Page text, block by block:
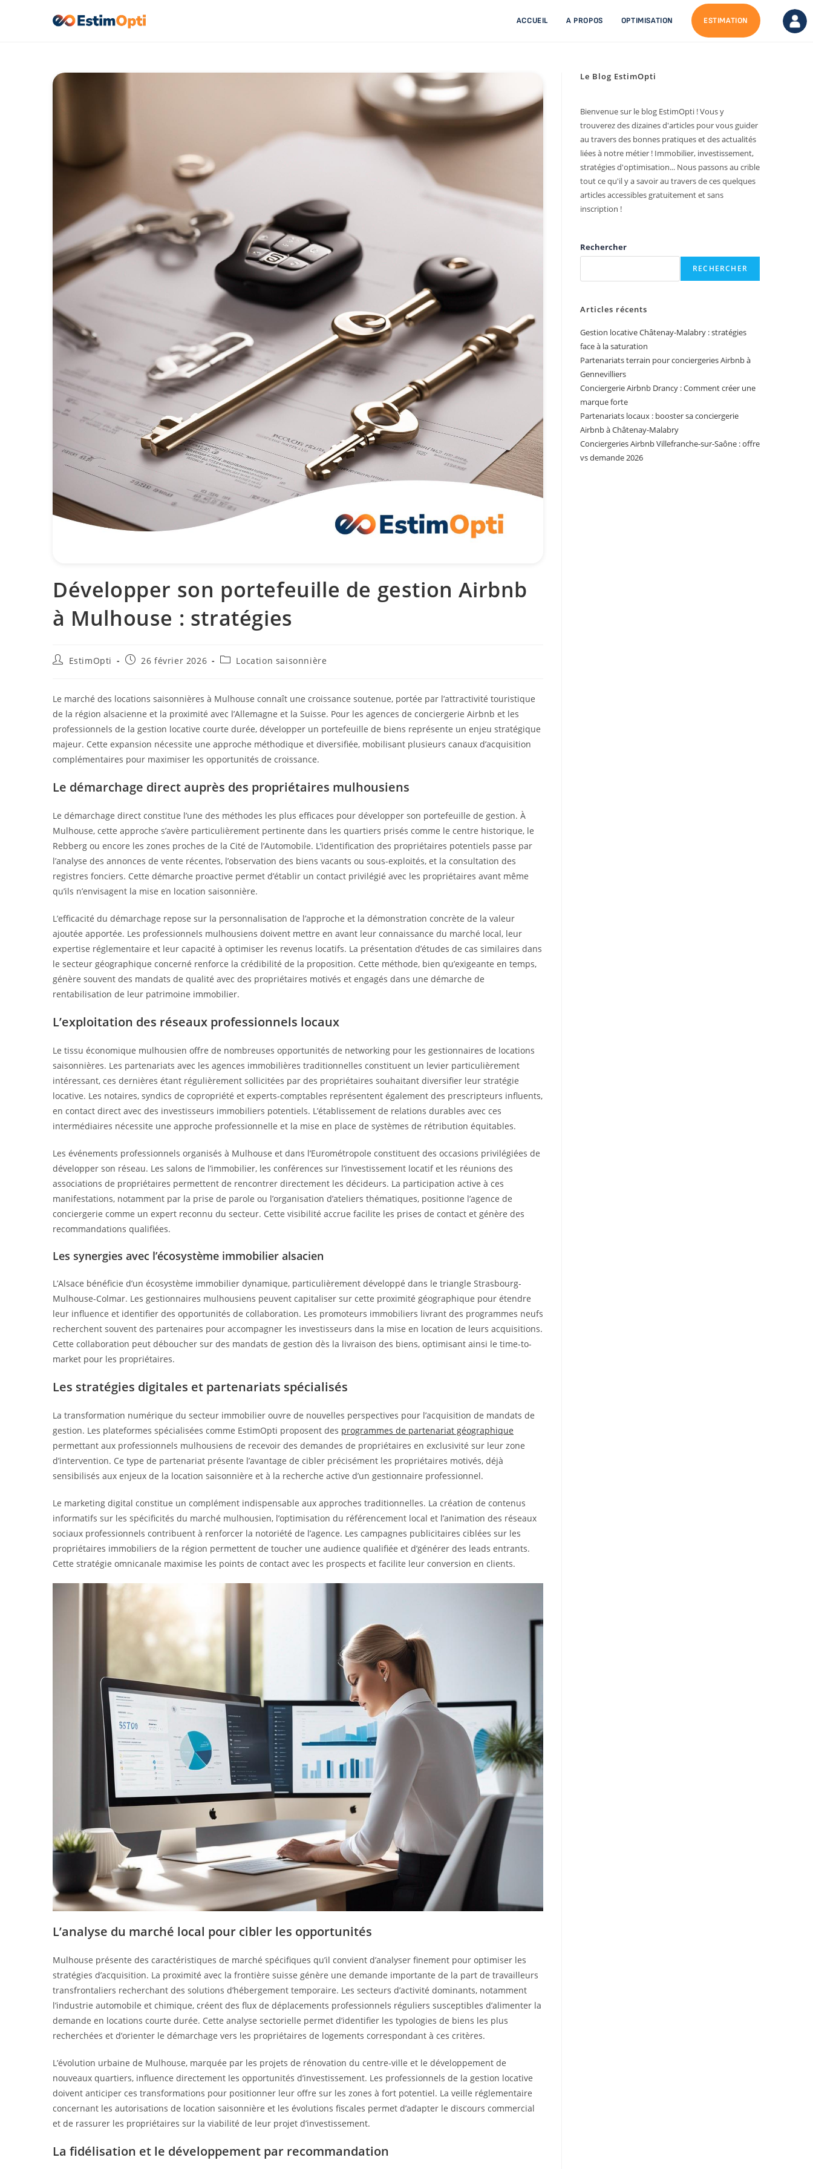
ACCUEIL A PROPOS OPTIMISATION ESTIMATION
Développer son portefeuille de gestion Airbnb
à Mulhouse : stratégies
EstimOpti 26 février 2026 Location saisonnière
Le marché des locations saisonnières à Mulhouse connaît une croissance soutenue, portée par l’attractivité touristique
de la région alsacienne et la proximité avec l’Allemagne et la Suisse. Pour les agences de conciergerie Airbnb et les
professionnels de la gestion locative courte durée, développer un portefeuille de biens représente un enjeu stratégique
majeur. Cette expansion nécessite une approche méthodique et diversifiée, mobilisant plusieurs canaux d’acquisition
complémentaires pour maximiser les opportunités de croissance.
Le démarchage direct auprès des propriétaires mulhousiens
Le démarchage direct constitue l’une des méthodes les plus efficaces pour développer son portefeuille de gestion. À
Mulhouse, cette approche s’avère particulièrement pertinente dans les quartiers prisés comme le centre historique, le
Rebberg ou encore les zones proches de la Cité de l’Automobile. L’identification des propriétaires potentiels passe par
l’analyse des annonces de vente récentes, l’observation des biens vacants ou sous-exploités, et la consultation des
registres fonciers. Cette démarche proactive permet d’établir un contact privilégié avec les propriétaires avant même
qu’ils n’envisagent la mise en location saisonnière.
L’efficacité du démarchage repose sur la personnalisation de l’approche et la démonstration concrète de la valeur
ajoutée apportée. Les professionnels mulhousiens doivent mettre en avant leur connaissance du marché local, leur
expertise réglementaire et leur capacité à optimiser les revenus locatifs. La présentation d’études de cas similaires dans
le secteur géographique concerné renforce la crédibilité de la proposition. Cette méthode, bien qu’exigeante en temps,
génère souvent des mandats de qualité avec des propriétaires motivés et engagés dans une démarche de
rentabilisation de leur patrimoine immobilier.
L’exploitation des réseaux professionnels locaux
Le tissu économique mulhousien offre de nombreuses opportunités de networking pour les gestionnaires de locations
saisonnières. Les partenariats avec les agences immobilières traditionnelles constituent un levier particulièrement
intéressant, ces dernières étant régulièrement sollicitées par des propriétaires souhaitant diversifier leur stratégie
locative. Les notaires, syndics de copropriété et experts-comptables représentent également des prescripteurs influents,
en contact direct avec des investisseurs immobiliers potentiels. L’établissement de relations durables avec ces
intermédiaires nécessite une approche professionnelle et la mise en place de systèmes de rétribution équitables.
Les événements professionnels organisés à Mulhouse et dans l’Eurométropole constituent des occasions privilégiées de
développer son réseau. Les salons de l’immobilier, les conférences sur l’investissement locatif et les réunions des
associations de propriétaires permettent de rencontrer directement les décideurs. La participation active à ces
manifestations, notamment par la prise de parole ou l’organisation d’ateliers thématiques, positionne l’agence de
conciergerie comme un expert reconnu du secteur. Cette visibilité accrue facilite les prises de contact et génère des
recommandations qualifiées.
Les synergies avec l’écosystème immobilier alsacien
L’Alsace bénéficie d’un écosystème immobilier dynamique, particulièrement développé dans le triangle Strasbourg-
Mulhouse-Colmar. Les gestionnaires mulhousiens peuvent capitaliser sur cette proximité géographique pour étendre
leur influence et identifier des opportunités de collaboration. Les promoteurs immobiliers livrant des programmes neufs
recherchent souvent des partenaires pour accompagner les investisseurs dans la mise en location de leurs acquisitions.
Cette collaboration peut déboucher sur des mandats de gestion dès la livraison des biens, optimisant ainsi le time-to-
market pour les propriétaires.
Les stratégies digitales et partenariats spécialisés
La transformation numérique du secteur immobilier ouvre de nouvelles perspectives pour l’acquisition de mandats de
gestion. Les plateformes spécialisées comme EstimOpti proposent des programmes de partenariat géographique
permettant aux professionnels mulhousiens de recevoir des demandes de propriétaires en exclusivité sur leur zone
d’intervention. Ce type de partenariat présente l’avantage de cibler précisément les propriétaires motivés, déjà
sensibilisés aux enjeux de la location saisonnière et à la recherche active d’un gestionnaire professionnel.
Le marketing digital constitue un complément indispensable aux approches traditionnelles. La création de contenus
informatifs sur les spécificités du marché mulhousien, l’optimisation du référencement local et l’animation des réseaux
sociaux professionnels contribuent à renforcer la notoriété de l’agence. Les campagnes publicitaires ciblées sur les
propriétaires immobiliers de la région permettent de toucher une audience qualifiée et d’générer des leads entrants.
Cette stratégie omnicanale maximise les points de contact avec les prospects et facilite leur conversion en clients.
L’analyse du marché local pour cibler les opportunités
Mulhouse présente des caractéristiques de marché spécifiques qu’il convient d’analyser finement pour optimiser les
stratégies d’acquisition. La proximité avec la frontière suisse génère une demande importante de la part de travailleurs
transfrontaliers recherchant des solutions d’hébergement temporaire. Les secteurs d’activité dominants, notamment
l’industrie automobile et chimique, créent des flux de déplacements professionnels réguliers susceptibles d’alimenter la
demande en locations courte durée. Cette analyse sectorielle permet d’identifier les typologies de biens les plus
recherchées et d’orienter le démarchage vers les propriétaires de logements correspondant à ces critères.
L’évolution urbaine de Mulhouse, marquée par les projets de rénovation du centre-ville et le développement de
nouveaux quartiers, influence directement les opportunités d’investissement. Les professionnels de la gestion locative
doivent anticiper ces transformations pour positionner leur offre sur les zones à fort potentiel. La veille réglementaire
concernant les autorisations de location saisonnière et les évolutions fiscales permet d’adapter le discours commercial
et de rassurer les propriétaires sur la viabilité de leur projet d’investissement.
La fidélisation et le développement par recommandation
Le Blog EstimOpti
Bienvenue sur le blog EstimOpti ! Vous y
trouverez des dizaines d'articles pour vous guider
au travers des bonnes pratiques et des actualités
liées à notre métier ! Immobilier, investissement,
stratégies d'optimisation... Nous passons au crible
tout ce qu'il y a savoir au travers de ces quelques
articles accessibles gratuitement et sans
inscription !
Rechercher
RECHERCHER
Articles récents
Gestion locative Châtenay-Malabry : stratégies
face à la saturation
Partenariats terrain pour conciergeries Airbnb à
Gennevilliers
Conciergerie Airbnb Drancy : Comment créer une
marque forte
Partenariats locaux : booster sa conciergerie
Airbnb à Châtenay-Malabry
Conciergeries Airbnb Villefranche-sur-Saône : offre
vs demande 2026